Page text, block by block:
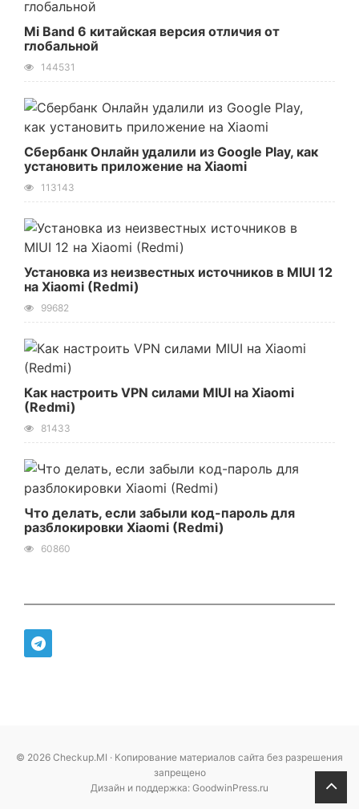
Mi Band 6 китайская версия отличия от
глобальной
144531
Сбербанк Онлайн удалили из Google Play, как
установить приложение на Xiaomi
113143
Установка из неизвестных источников в MIUI 12
на Xiaomi (Redmi)
99682
Как настроить VPN силами MIUI на Xiaomi
(Redmi)
81433
Что делать, если забыли код-пароль для
разблокировки Xiaomi (Redmi)
60860
© 2026 Checkup.MI · Копирование материалов сайта без разрешения
запрещено
Дизайн и поддержка: GoodwinPress.ru